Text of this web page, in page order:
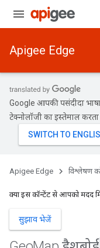
Apigee Edge
Google आपकी पसंदीदा
टेक्नोलॉजी का इस्तेमाल
Apigee Edge विश्लेषण
क्या इस कॉन्टेंट से आपको मदद
सुझाव भेजें